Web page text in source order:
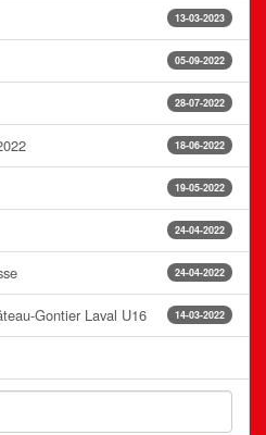
13-03-2023
05-09-2022
28-07-2022
18-06-2022
19-05-2022
24-04-2022
24-04-2022
14-03-2022
Gontier Laval U16